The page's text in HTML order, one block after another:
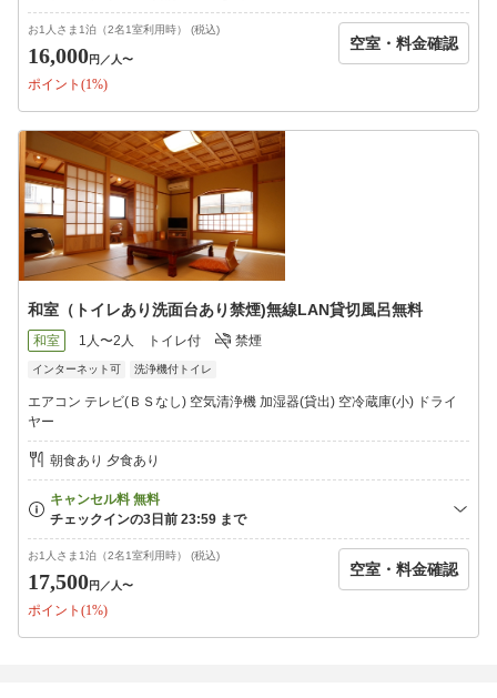
お1人さま1泊（2名1室利用時） (税込)
16,000円 ／人〜
ポイント(1%)
空室・料金確認
和室（トイレあり洗面台あり禁煙)無線LAN貸切風呂無料
和室 1人〜2人 トイレ付 禁煙
インターネット可 洗浄機付トイレ
エアコン テレビ(ＢＳなし) 空気清浄機 加湿器(貸出) 空冷蔵庫(小) ドライ
ヤー
朝食あり 夕食あり
お1人さま1泊（2名1室利用時） (税込)
17,500円 ／人〜
ポイント(1%)
空室・料金確認